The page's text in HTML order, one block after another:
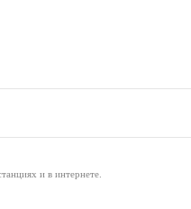
и в интернете.